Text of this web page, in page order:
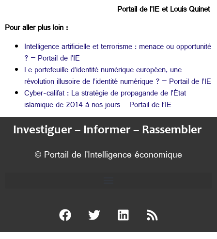
Portail de l’IE et Louis Quinet
Pour aller plus loin :
Intelligence artificielle et terrorisme : menace ou opportunité
? – Portail de l’IE
Le portefeuille d’identité numérique européen, une
révolution illusoire de l’identité numérique ? – Portail de l’IE
Cyber-califat : La stratégie de propagande de l’État
islamique de 2014 à nos jours – Portail de l’IE
Investiguer – Informer – Rassembler
© Portail de l’Intelligence économique